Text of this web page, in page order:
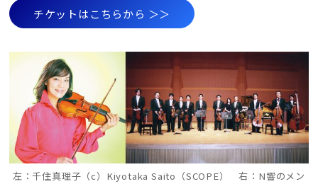
チケットはこちらから ＞＞
左：千住真理子（c）Kiyotaka Saito（SCOPE） 右：N響のメン